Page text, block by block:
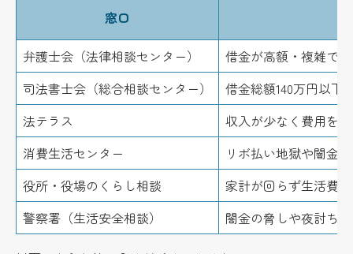
窓口
弁護士会（法律相談センター）
借金が高額・複雑で
司法書士会（総合相談センター）
借金総額140万円以下
法テラス
収入が少なく費用を
消費生活センター
リボ払い地獄や闇金
役所・役場のくらし相談
家計が回らず生活費
警察署（生活安全相談）
闇金の脅しや夜討ち